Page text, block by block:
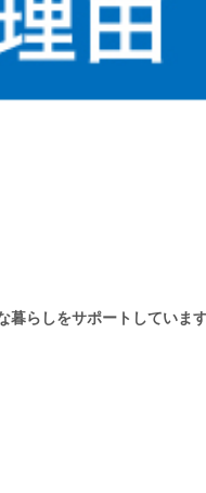
らしをサポートしています